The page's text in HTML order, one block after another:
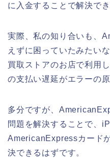
に入金することで解決で
実際、私の知り合いも、
えずに困っていたみたい
買取ストアのお店で利用
の支払い遅延がエラーの
多分ですが、
問題を解決することで、
AmericanExpressカード
決できるはずです。